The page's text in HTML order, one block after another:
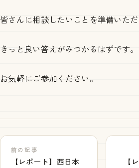
皆さんに相談したいことを準備いた
きっと良い答えがみつかるはずです。
お気軽にご参加ください。
前の記事
【レポート】西日本
【